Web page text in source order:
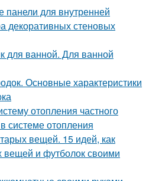
панели для внутренней
декоративных стеновых
для ванной. Для ванной
Основные характеристики
отопления частного
системе отопления
вещей. 15 идей, как
вещей и футболок своими